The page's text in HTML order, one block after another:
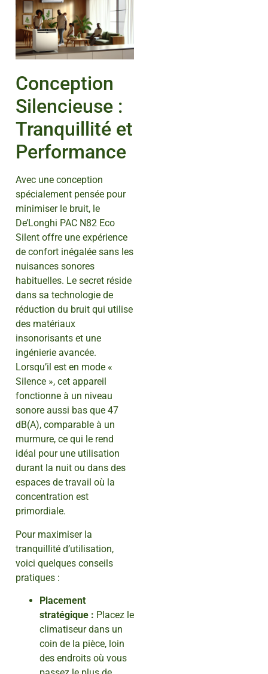
Conception
Silencieuse :
Tranquillité et
Performance
Avec une conception
spécialement pensée pour
minimiser le bruit, le
De’Longhi PAC N82 Eco
Silent offre une expérience
de confort inégalée sans les
nuisances sonores
habituelles. Le secret réside
dans sa technologie de
réduction du bruit qui utilise
des matériaux
insonorisants et une
ingénierie avancée.
Lorsqu’il est en mode «
Silence », cet appareil
fonctionne à un niveau
sonore aussi bas que 47
dB(A), comparable à un
murmure, ce qui le rend
idéal pour une utilisation
durant la nuit ou dans des
espaces de travail où la
concentration est
primordiale.
Pour maximiser la
tranquillité d’utilisation,
voici quelques conseils
pratiques :
Placement
stratégique : Placez le
climatiseur dans un
coin de la pièce, loin
des endroits où vous